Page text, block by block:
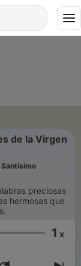
de la Virgen
preciosas
hermosas que
1 x